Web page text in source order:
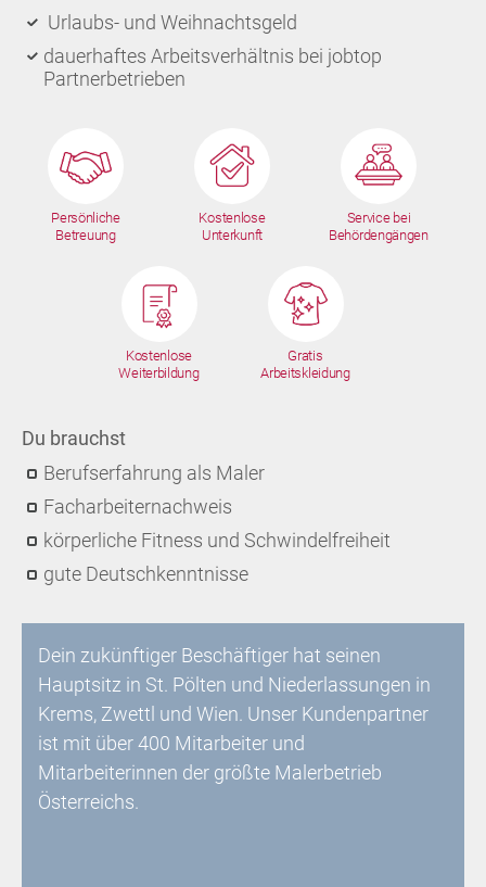
Urlaubs- und Weihnachtsgeld
dauerhaftes Arbeitsverhältnis bei jobtop
Partnerbetrieben
Persönliche
Betreuung
Kostenlose
Unterkunft
Service bei
Behördengängen
Kostenlose
Weiterbildung
Gratis
Arbeitskleidung
Du brauchst
Berufserfahrung als Maler
Facharbeiternachweis
körperliche Fitness und Schwindelfreiheit
gute Deutschkenntnisse
Dein zukünftiger Beschäftiger hat seinen
Hauptsitz in St. Pölten und Niederlassungen in
Krems, Zwettl und Wien. Unser Kundenpartner
ist mit über 400 Mitarbeiter und
Mitarbeiterinnen der größte Malerbetrieb
Österreichs.